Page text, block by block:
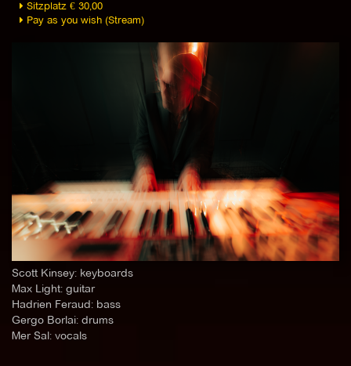
Sitzplatz € 30,00
Pay as you wish (Stream)
Scott Kinsey: keyboards
Max Light: guitar
Hadrien Feraud: bass
Gergo Borlai: drums
Mer Sal: vocals